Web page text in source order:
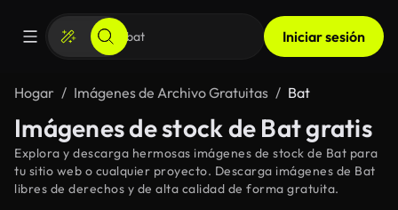
Iniciar sesión
Hogar Imágenes de Archivo Gratuitas Bat
Imágenes de stock de Bat gratis
Explora y descarga hermosas imágenes de stock de Bat para
tu sitio web o cualquier proyecto. Descarga imágenes de Bat
libres de derechos y de alta calidad de forma gratuita.